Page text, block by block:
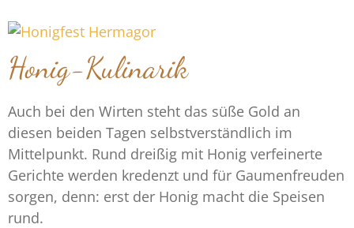
Honig-Kulinarik
Auch bei den Wirten steht das süße Gold an
diesen beiden Tagen selbstverständlich im
Mittelpunkt. Rund dreißig mit Honig verfeinerte
Gerichte werden kredenzt und für Gaumenfreuden
sorgen, denn: erst der Honig macht die Speisen
rund.